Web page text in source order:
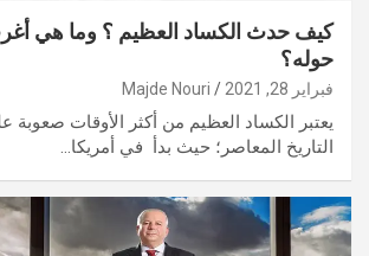
كيف حدث الكساد العظيم ؟ وما هي
حوله؟
فبراير 28, 2021 Majde Nouri
يعتبر الكساد العظيم من أكثر الأوقات صعوبة
التاريخ المعاصر؛ حيث بدأ في أمريكا…